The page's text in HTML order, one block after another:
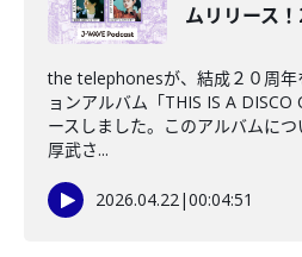
ムリリース
the telephonesが、結成２０周年
ョンアルバム「THIS IS A DISCO
ースしました。このアルバムに
厚武さ...
2026.04.22|00:04:51